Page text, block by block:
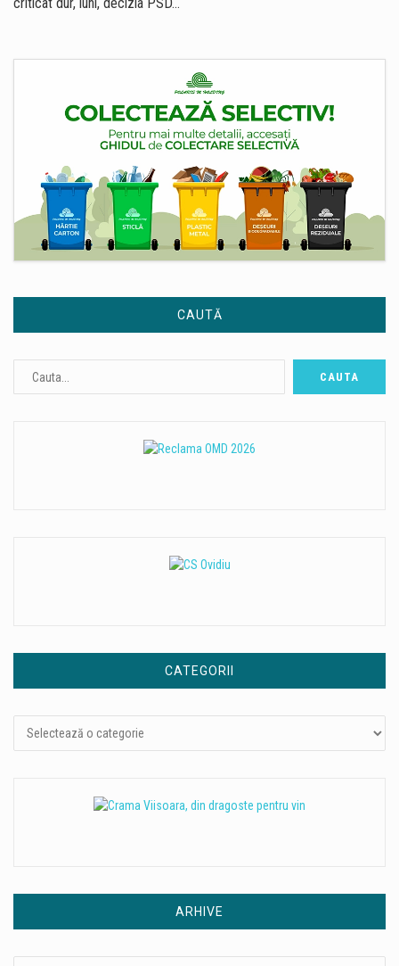
CAUTĂ
CATEGORII
ARHIVE